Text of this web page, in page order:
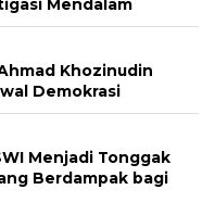
Mendalam
Khozinudin
Demokrasi
Menjadi Tonggak
Berdampak bagi